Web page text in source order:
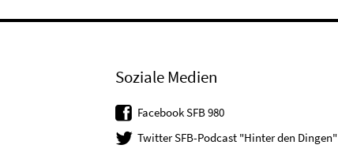
Soziale Medien
Facebook SFB 980
Twitter SFB-Podcast "Hinter den Dingen"